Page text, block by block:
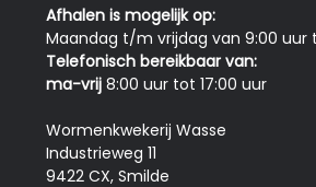
Afhalen is mogelijk op:
Maandag t/m vrijdag van 9:00 uur
Telefonisch bereikbaar van:
ma-vrij 8:00 uur tot 17:00 uur
Wormenkwekerij Wasse
Industrieweg 11
9422 CX, Smilde